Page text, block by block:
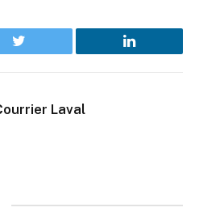
Twitter LinkedIn
Laval